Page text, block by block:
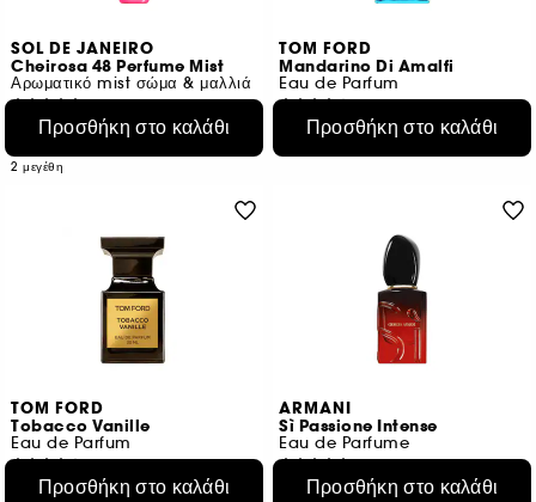
SOL DE JANEIRO
Cheirosa 48 Perfume Mist
Αρωματικό mist σώμα & μαλλιά
989
€ 25,95
2 μεγέθη
Προσθήκη στο καλάθι
TOM FORD
Mandarino Di Amalfi
Eau de Parfum
47
€ 278,95
Προσθήκη στο καλάθι
TOM FORD
Tobacco Vanille
Eau de Parfum
2044
€ 173,95
Προσθήκη στο καλάθι
ARMANI
Sì Passione Intense
Eau de Parfume
4
€ 92,95
Προσθήκη στο καλάθι